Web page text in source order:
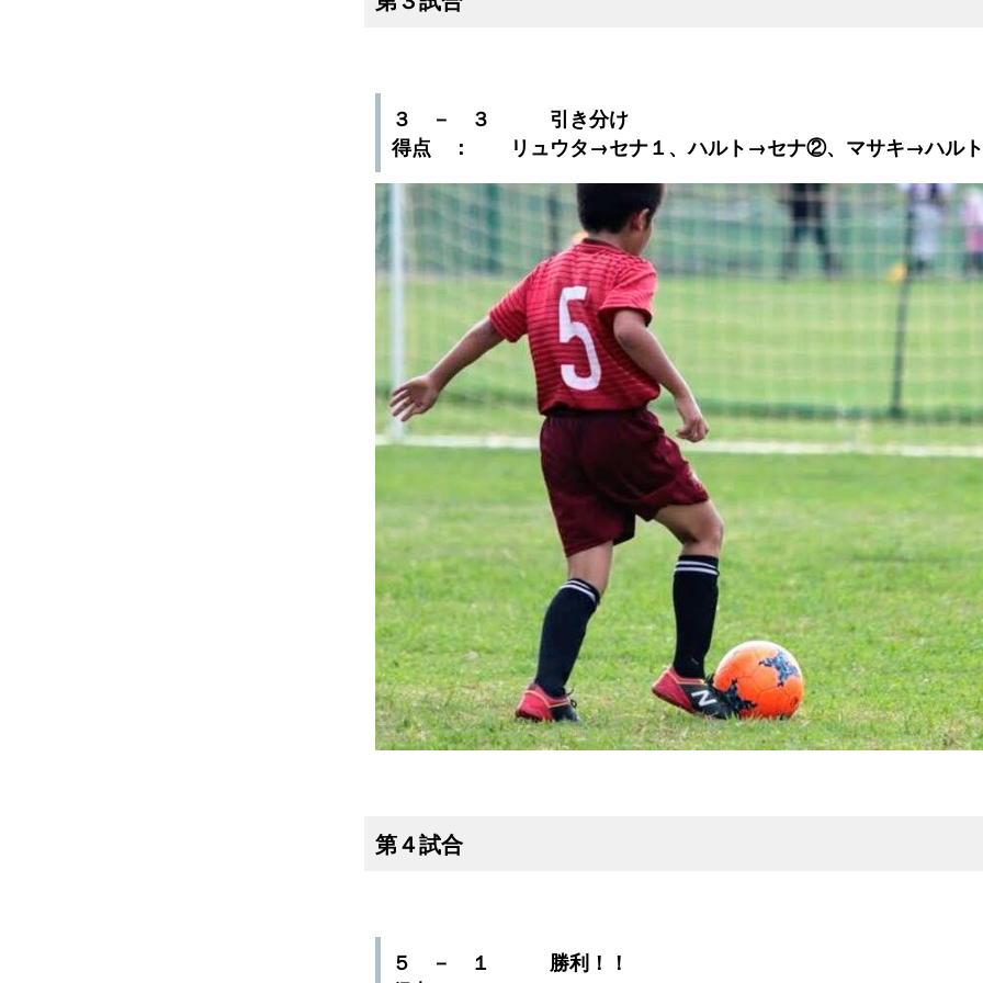
３ － ３ 引き分け
得点 ： リュウタ→セナ１、ハルト→セナ②、マサキ→ハルト
第４試合
５ － １ 勝利！！